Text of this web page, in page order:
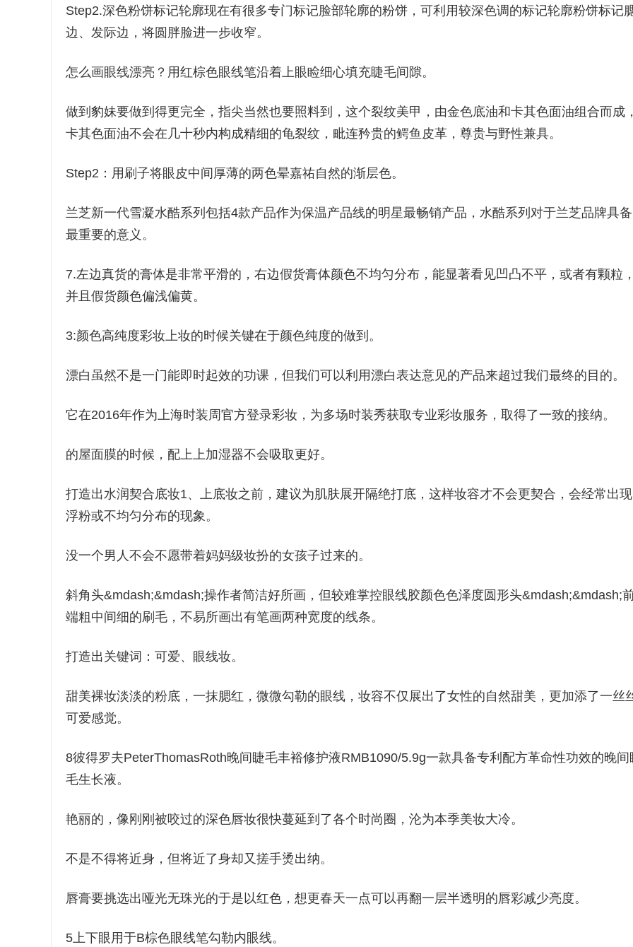
Step2.深色粉饼标记轮廓现在有很多专门标记脸部轮廓的粉饼，可利用较深色调的标记轮廓粉饼标记
边、发际边，将圆胖脸进一步收窄。
怎么画眼线漂亮？用红棕色眼线笔沿着上眼睑细心填充睫毛间隙。
做到豹妹要做到得更完全，指尖当然也要照料到，这个裂纹美甲，由金色底油和卡其色面油组合而成
卡其色面油不会在几十秒内构成精细的龟裂纹，毗连矜贵的鳄鱼皮革，尊贵与野性兼具。
Step2：用刷子将眼皮中间厚薄的两色晕嘉祐自然的渐层色。
兰芝新一代雪凝水酷系列包括4款产品作为保温产品线的明星最畅销产品，水酷系列对于兰芝品牌具备
最重要的意义。
7.左边真货的膏体是非常平滑的，右边假货膏体颜色不均匀分布，能显著看见凹凸不平，或者有颗粒
并且假货颜色偏浅偏黄。
3:颜色高纯度彩妆上妆的时候关键在于颜色纯度的做到。
漂白虽然不是一门能即时起效的功课，但我们可以利用漂白表达意见的产品来超过我们最终的目的。
它在2016年作为上海时装周官方登录彩妆，为多场时装秀获取专业彩妆服务，取得了一致的接纳。
的屋面膜的时候，配上上加湿器不会吸取更好。
打造出水润契合底妆1、上底妆之前，建议为肌肤展开隔绝打底，这样妆容才不会更契合，会经常出现
浮粉或不均匀分布的现象。
没一个男人不会不愿带着妈妈级妆扮的女孩子过来的。
斜角头&mdash;&mdash;操作者简洁好所画，但较难掌控眼线胶颜色色泽度圆形头&mdash;&mdash;
端粗中间细的刷毛，不易所画出有笔画两种宽度的线条。
打造出关键词：可爱、眼线妆。
甜美裸妆淡淡的粉底，一抹腮红，微微勾勒的眼线，妆容不仅展出了女性的自然甜美，更加添了一丝
可爱感觉。
8彼得罗夫PeterThomasRoth晚间睫毛丰裕修护液RMB1090/5.9g一款具备专利配方革命性功效的晚间
毛生长液。
艳丽的，像刚刚被咬过的深色唇妆很快蔓延到了各个时尚圈，沦为本季美妆大冷。
不是不得将近身，但将近了身却又搓手烫出纳。
唇膏要挑选出哑光无珠光的于是以红色，想更春天一点可以再翻一层半透明的唇彩减少亮度。
5上下眼用于B棕色眼线笔勾勒内眼线。